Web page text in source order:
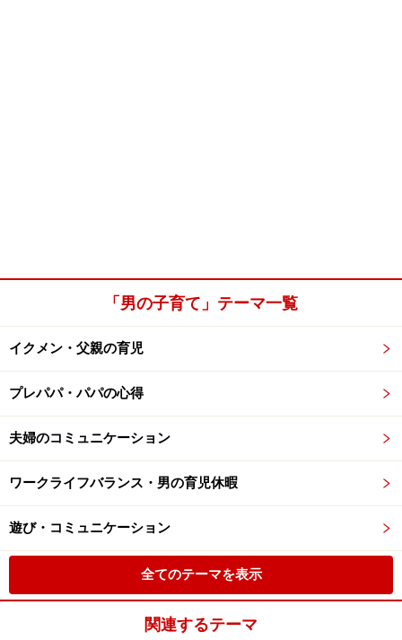
「男の子育て」テーマ一覧
イクメン・父親の育児
プレパパ・パパの心得
夫婦のコミュニケーション
ワークライフバランス・男の育児休暇
遊び・コミュニケーション
全てのテーマを表示
関連するテーマ